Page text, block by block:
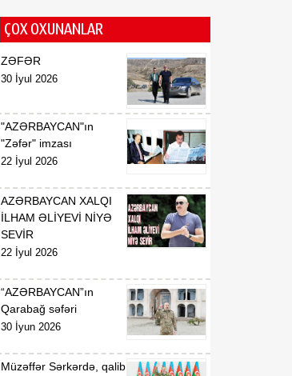
ÇOX OXUNANLAR
ZƏFƏR
30 İyul 2026
"AZƏRBAYCAN"ın
"Zəfər" imzası
22 İyul 2026
AZƏRBAYCAN XALQI
İLHAM ƏLİYEVİ NİYƏ
SEVİR
22 İyul 2026
“AZƏRBAYCAN”ın
Qarabağ səfəri
30 İyun 2026
Müzəffər Sərkərdə, qalib